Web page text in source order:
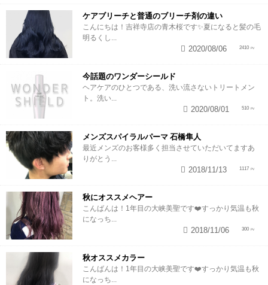
ケアブリーチと普通のブリーチ剤の違い
こんにちは！吉祥寺店の青木桜です✨夏になると髪の毛
明るくし...
2410
2020/08/06
今話題のワンダーシールド
ヘアケアのひとつである、洗い流さないトリートメン
ト。洗い...
510
2020/08/01
メンズスパイラルパーマ 石橋隼人
最近メンズのお客様多く担当させていただいてますあ
りがとう...
1117
2018/11/13
秋にオススメヘアー
こんばんは！1年目の大峡美聖です❤️すっかり気温も秋
になっち...
300
2018/11/06
秋オススメカラー
こんばんは！1年目の大峡美聖です❤️すっかり気温も秋
になっち...